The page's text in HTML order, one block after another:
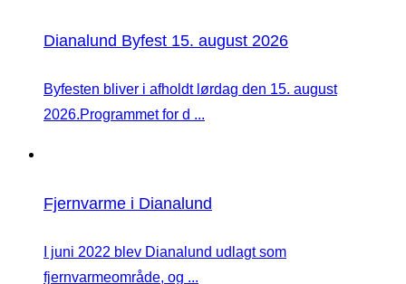
Dianalund Byfest 15. august 2026
Byfesten bliver i afholdt lørdag den 15. august
2026.Programmet for d ...
Fjernvarme i Dianalund
I juni 2022 blev Dianalund udlagt som
fjernvarmeområde, og ...